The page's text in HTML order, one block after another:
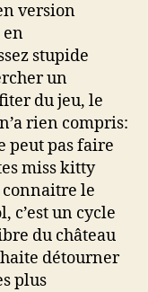
version
en
stupide
un
du jeu, le
rien compris:
peut pas faire
miss kitty
le
c’est un cycle
du château
détourner
plus